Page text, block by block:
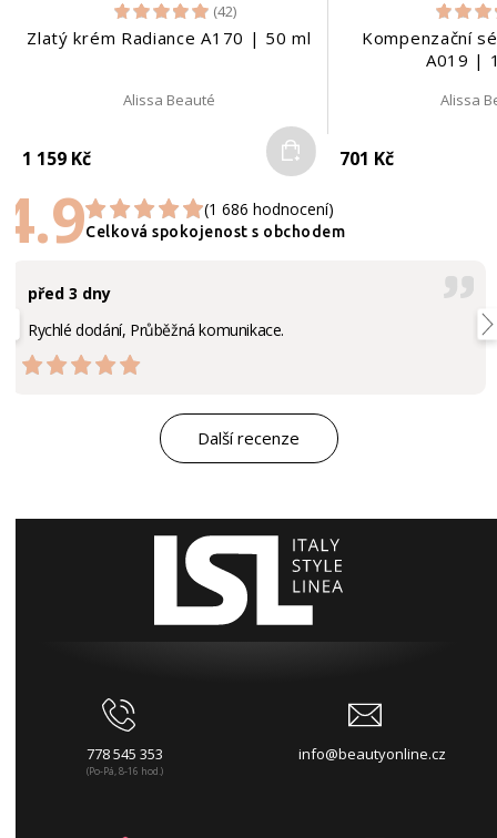
(42)
Zlatý krém Radiance A170 | 50 ml
Alissa Beauté
1 159 Kč Do košíku
Kompenzační
A019 |
Alissa
701 Kč
4.9 (1 686 hodnocení)
Celková spokojenost s obchodem
před 3 dny
Rychlé dodání, Průběžná komunikace.
Další recenze
778 545 353
(Po-Pá, 8-16 hod.)
info@beautyonline.cz